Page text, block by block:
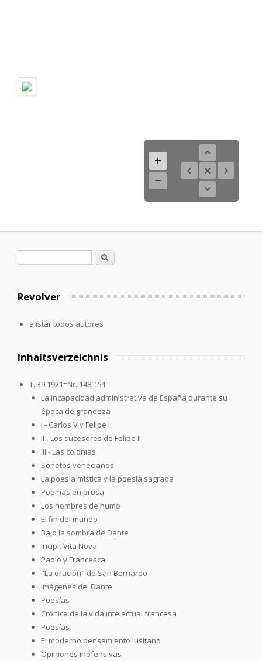
Formulario de búsqueda
Buscar
Revolver
alistar todos autores
Inhaltsverzeichnis
T. 39.1921=Nr. 148-151
La incapacidad administrativa de España durante su
época de grandeza
I - Carlos V y Felipe II
II - Los sucesores de Felipe II
III - Las colonias
Sonetos venecianos
La poesía mística y la poesía sagrada
Poemas en prosa
Los hombres de humo
El fin del mundo
Bajo la sombra de Dante
Incipit Vita Nova
Paolo y Francesca
"La oración" de San Bernardo
Imágenes del Dante
Poesías
Crónica de la vida intelectual francesa
Poesías
El moderno pensamiento lusitano
Opiniones inofensivas